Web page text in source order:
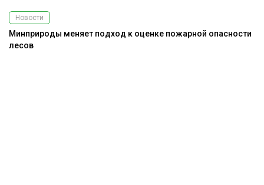
Новости
Минприроды меняет подход к оценке пожарной опасности
лесов